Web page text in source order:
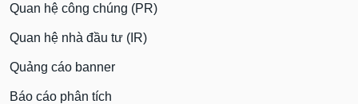
Quan hệ công chúng (PR)
Quan hệ nhà đầu tư (IR)
Quảng cáo banner
Báo cáo phân tích